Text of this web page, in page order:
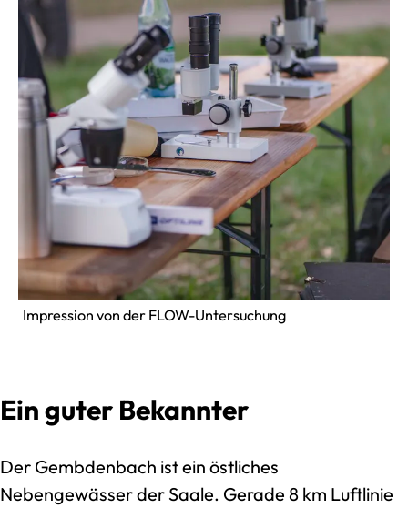
Impression von der FLOW-Untersuchung
Ein guter Bekannter
Der Gembdenbach ist ein östliches
Nebengewässer der Saale. Gerade 8 km Luftlinie